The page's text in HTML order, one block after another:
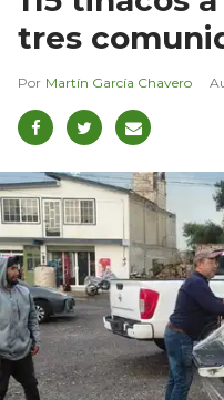
tres
Martín García Chavero